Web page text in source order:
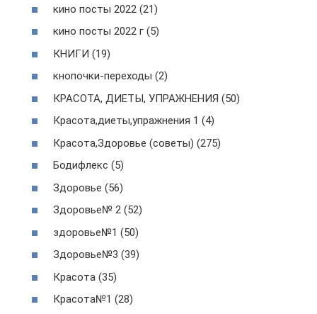
кино посты 2022 (21)
кино посты 2022 г (5)
КНИГИ (19)
кнопочки-переходы (2)
КРАСОТА, ДИЕТЫ, УПРАЖНЕНИЯ (50)
Красота,диеты,упражнения 1 (4)
Красота,Здоровье (советы) (275)
Бодифлекс (5)
Здоровье (56)
Здоровье№ 2 (52)
здоровье№1 (50)
Здоровье№3 (39)
Красота (35)
Красота№1 (28)